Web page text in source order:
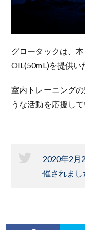
グロータックは、
OIL(50mL)を提供い
室内トレーニング
うな活動を応援し
2020年2月
催されまし